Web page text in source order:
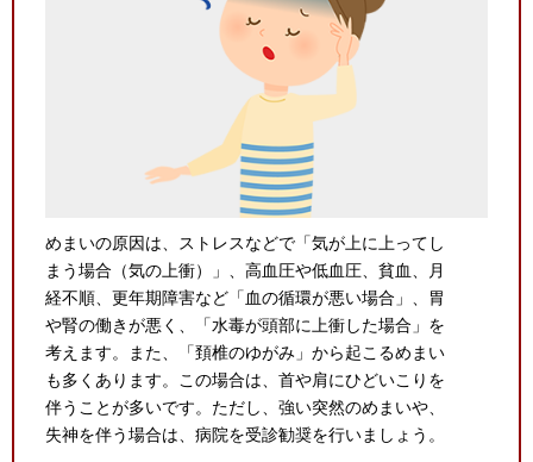
めまいの原因は、ストレスなどで「気が上に上ってし
まう場合（気の上衝）」、高血圧や低血圧、貧血、月
経不順、更年期障害など「血の循環が悪い場合」、胃
や腎の働きが悪く、「水毒が頭部に上衝した場合」を
考えます。また、「頚椎のゆがみ」から起こるめまい
も多くあります。この場合は、首や肩にひどいこりを
伴うことが多いです。ただし、強い突然のめまいや、
失神を伴う場合は、病院を受診勧奨を行いましょう。